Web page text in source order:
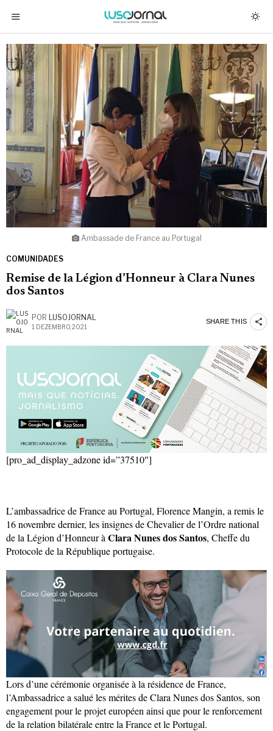
Ambassade de France au Portugal
COMUNIDADES
Remise de la Légion d’Honneur à Clara Nunes
dos Santos
POR LUSOJORNAL
1 DEZEMBRO, 2021
SHARE THIS
[pro_ad_display_adzone id=”37510″]
L’ambassadrice de France au Portugal, Florence Mangin, a remis le
16 novembre dernier, les insignes de Chevalier de l’Ordre national
de la Légion d’Honneur à Clara Nunes dos Santos, Cheffe du
Protocole de la République portugaise.
Lors d’une cérémonie organisée à la résidence de France,
l’Ambassadrice a salué les mérites de Clara Nunes dos Santos, son
engagement pour le projet européen ainsi que pour le renforcement
de la relation bilatérale entre la France et le Portugal.